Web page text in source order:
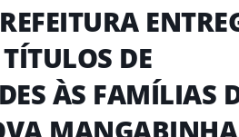
DE
ÀS FAMÍLIAS